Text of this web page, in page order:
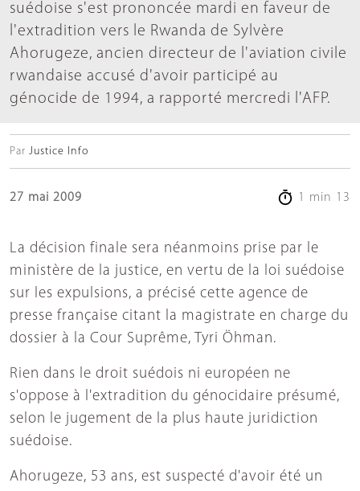
suédoise s'est prononcée mardi en faveur de
l'extradition vers le Rwanda de Sylvère
Ahorugeze, ancien directeur de l'aviation civile
rwandaise accusé d'avoir participé au
génocide de 1994, a rapporté mercredi l'AFP.
Par Justice Info
27 mai 2009 1 min 13
La décision finale sera néanmoins prise par le
ministère de la justice, en vertu de la loi suédoise
sur les expulsions, a précisé cette agence de
presse française citant la magistrate en charge du
dossier à la Cour Suprême, Tyri Öhman.
Rien dans le droit suédois ni européen ne
s'oppose à l'extradition du génocidaire présumé,
selon le jugement de la plus haute juridiction
suédoise.
Ahorugeze, 53 ans, est suspecté d'avoir été un